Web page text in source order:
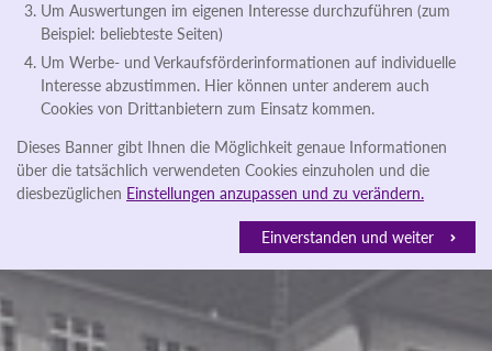
Um Auswertungen im eigenen Interesse durchzuführen (zum
Beispiel: beliebteste Seiten)
Um Werbe- und Verkaufsförderinformationen auf individuelle
Interesse abzustimmen. Hier können unter anderem auch
Cookies von Drittanbietern zum Einsatz kommen.
Dieses Banner gibt Ihnen die Möglichkeit genaue Informationen
über die tatsächlich verwendeten Cookies einzuholen und die
diesbezüglichen Einstellungen anzupassen und zu verändern.
Einverstanden und weiter